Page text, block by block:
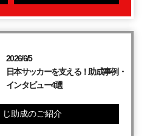
2026/6/5
日本サッカーを支える！助成事例・
インタビュー4選
じ助成のご紹介